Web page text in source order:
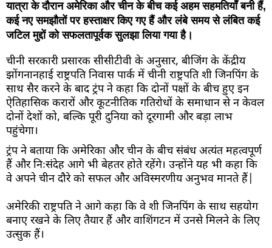
यात्रा के दौरान अमेरिका और चीन के बीच कई अहम सहमतियाँ बनी हैं,
कई नए समझौतों पर हस्ताक्षर किए गए हैं और लंबे समय से लंबित कई
जटिल मुद्दों को सफलतापूर्वक सुलझा लिया गया है।
चीनी सरकारी प्रसारक सीसीटीवी के अनुसार, बीजिंग के केंद्रीय
झोंगनानहाई राष्ट्रपति निवास पार्क में चीनी राष्ट्रपति शी जिनपिंग के
साथ सैर करने के बाद ट्रंप ने कहा कि दोनों पक्षों के बीच हुए इन
ऐतिहासिक करारों और कूटनीतिक गतिरोधों के समाधान से न केवल
दोनों देशों को, बल्कि पूरी दुनिया को दूरगामी और बड़ा लाभ
पहुंचेगा।
ट्रंप ने बताया कि अमेरिका और चीन के बीच संबंध अत्यंत महत्वपूर्ण
हैं और निःसंदेह आगे भी बेहतर होते रहेंगे। उन्होंने यह भी कहा कि
वे अपने चीन दौरे को सफल और अविस्मरणीय अनुभव मानते हैं|
अमेरिकी राष्ट्रपति ने आगे कहा कि वे शी जिनपिंग के साथ सहयोग
बनाए रखने के लिए तैयार हैं और वाशिंगटन में उनसे मिलने के लिए
उत्सुक हैं।